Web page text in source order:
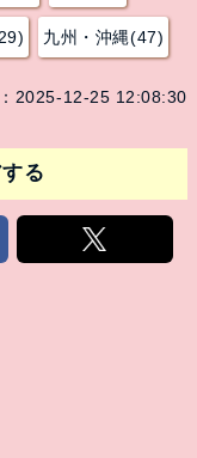
九州・沖縄(47)
2025-12-25 12:08:30
る